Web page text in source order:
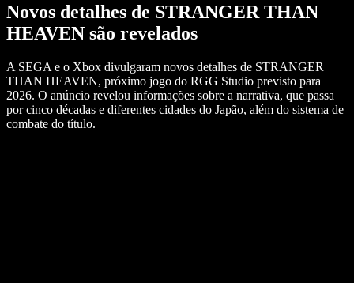
Novos detalhes de STRANGER THAN
HEAVEN são revelados
A SEGA e o Xbox divulgaram novos detalhes de STRANGER
THAN HEAVEN, próximo jogo do RGG Studio previsto para
2026. O anúncio revelou informações sobre a narrativa, que passa
por cinco décadas e diferentes cidades do Japão, além do sistema de
combate do título.